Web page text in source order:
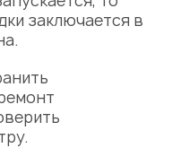
заключается в